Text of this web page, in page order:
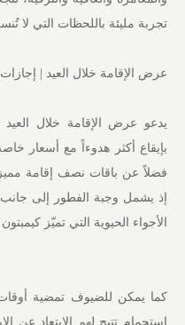
تجربة مليئة باللحظات التي لا
عرض الإقامة خلال العيد |
يدعو عرض الإقامة خلال
فضلاً عن باقات نصف إقامة
إذ يشمل وجبة الفطور إلى جانب
الأجواء الحيوية التي تميّز
كما يمكن للضيوف تمضية أوقات
استجمام تتيح لهم الابتعاد عن